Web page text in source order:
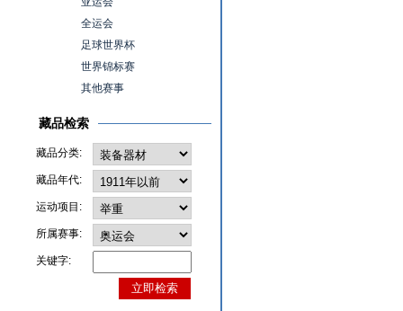
全运会
足球世界杯
世界锦标赛
其他赛事
藏品检索
藏品分类:
藏品年代:
运动项目:
所属赛事:
关键字: